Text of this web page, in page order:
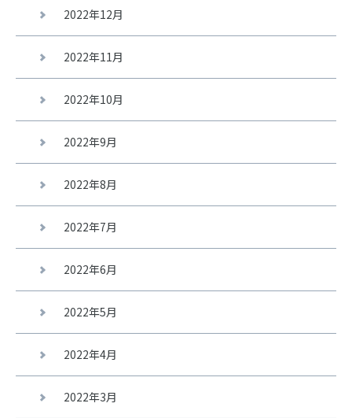
2022年12月
2022年11月
2022年10月
2022年9月
2022年8月
2022年7月
2022年6月
2022年5月
2022年4月
2022年3月